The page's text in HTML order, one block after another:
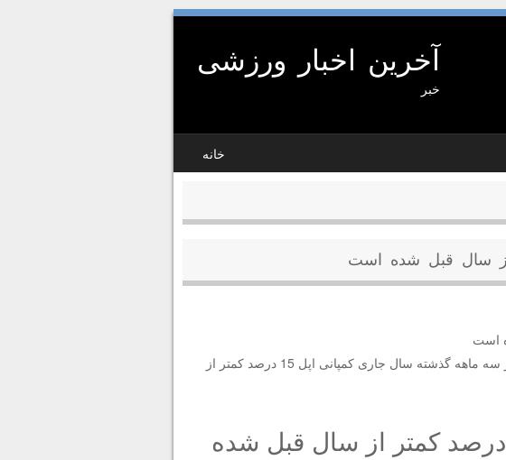
آخرین اخبار ورزشی
خبر
خانه
میزان تقاضا برای گوشی‌های آیفون کاهش یافته است. در سه ماهه گذشته سال جاری کمپانی اپل 15 درصد کمتر از
فروش گوشی‌های آیفون 15 درصد کمتر از سال قبل شده